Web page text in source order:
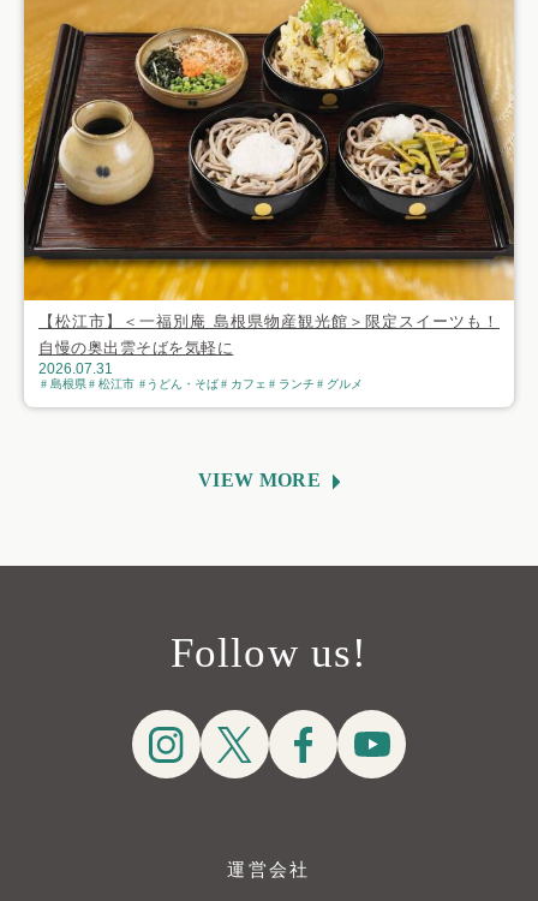
【松江市】＜一福別庵 島根県物産観光館＞限定スイーツも！
自慢の奥出雲そばを気軽に
2026.07.31
島根県 松江市 うどん・そば カフェ ランチ グルメ
VIEW MORE
Follow us!
運営会社